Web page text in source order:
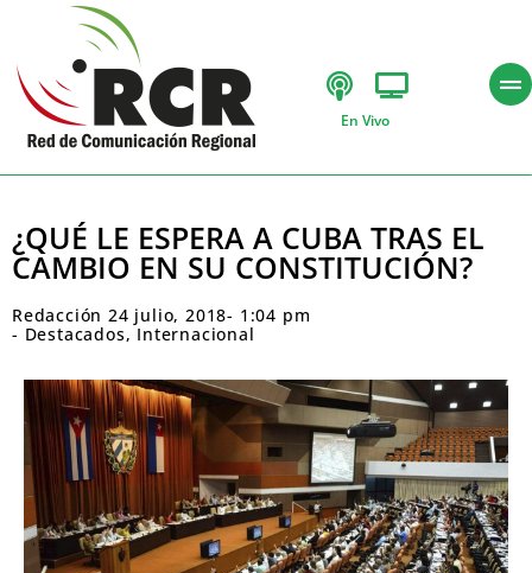
En Vivo
¿QUÉ LE ESPERA A CUBA TRAS EL
CAMBIO EN SU CONSTITUCIÓN?
Redacción 24 julio, 2018- 1:04 pm
- Destacados, Internacional